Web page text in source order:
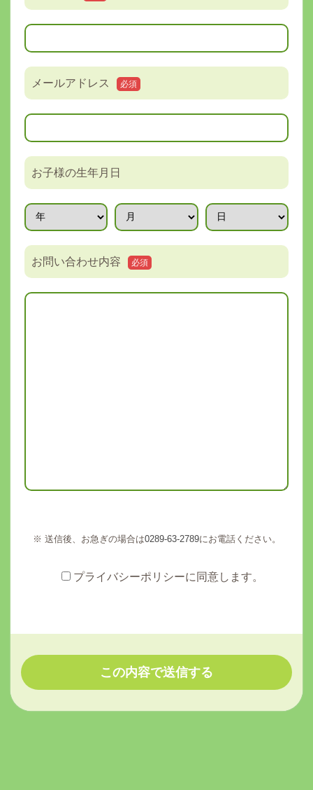
メールアドレス 必須
お子様の生年月日
お問い合わせ内容 必須
※ 送信後、お急ぎの場合は0289-63-2789にお電話ください。
プライバシーポリシーに同意します。